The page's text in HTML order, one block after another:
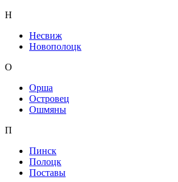
Н
Несвиж
Новополоцк
О
Орша
Островец
Ошмяны
П
Пинск
Полоцк
Поставы